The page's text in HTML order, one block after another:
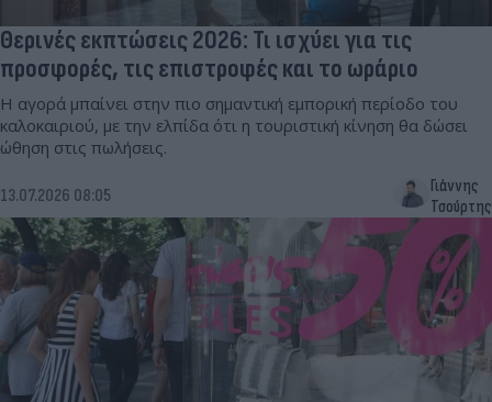
Θερινές εκπτώσεις 2026: Τι ισχύει για τις
προσφορές, τις επιστροφές και το ωράριο
Η αγορά μπαίνει στην πιο σημαντική εμπορική περίοδο του
καλοκαιριού, με την ελπίδα ότι η τουριστική κίνηση θα δώσει
ώθηση στις πωλήσεις.
13.07.2026 08:05
Γιάννης
Τσούρτης